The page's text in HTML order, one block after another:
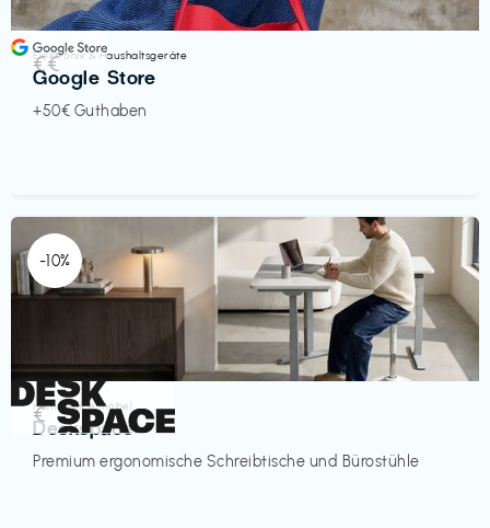
Elektronik & Haushaltsgeräte
Google Store
+50€ Guthaben
€€‎
-10%
Homeoffice Möbel
Deskspace
Premium ergonomische Schreibtische und Bürostühle
€‎